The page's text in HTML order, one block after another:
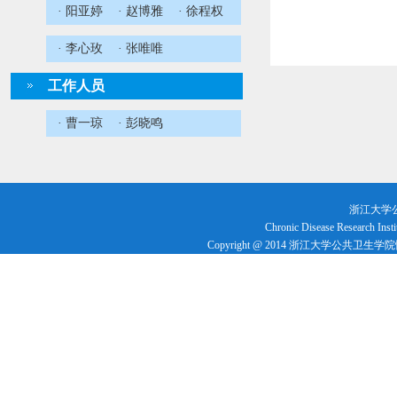
· 阳亚婷 · 赵博雅 · 徐程权
· 李心玫 · 张唯唯
工作人员
· 曹一琼 · 彭晓鸣
浙江大学
Chronic Disease Research
Copyright @ 2014 浙江大学公共卫生学